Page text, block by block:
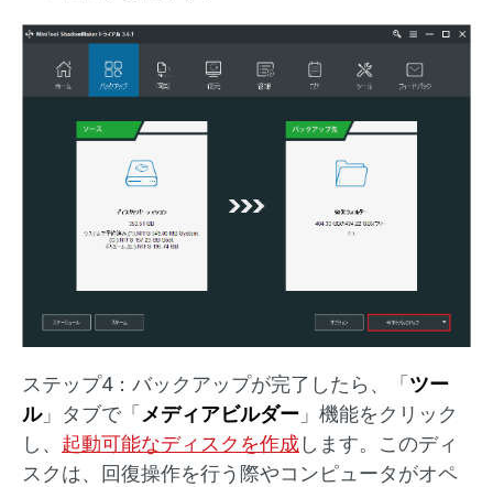
ステップ4：バックアップが完了したら、「 ツー
ル」タブで「 メディアビルダー 」機能をクリック
し、 起動可能なディスクを作成します。このディ
スクは、回復操作を行う際やコンピュータがオペ